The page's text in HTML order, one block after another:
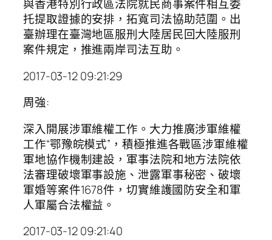
與香港特別行政區法院就民商事案件相互委
托提取證據的安排，拓寬司法協助范圍。出
臺辦理在臺灣地區服刑大陸居民回大陸服刑
案件規定，推進兩岸司法互助。
2017-03-12 09:21:29
周強:
深入開展涉軍維權工作。大力推廣涉軍維權
工作“鄂豫皖模式”，積極推進各戰區涉軍維權
軍地協作機制建設，軍事法院和地方法院依
法審理破壞軍事設施、泄露軍事秘密、破壞
軍婚等案件1678件，切實維護國防安全和軍
人軍屬合法權益。
2017-03-12 09:21:40